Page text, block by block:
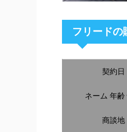
フリードの
契約日
ネーム 年齢
商談地